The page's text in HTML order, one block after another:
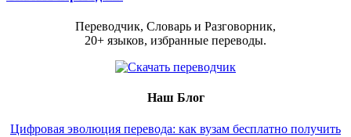
Переводчик, Словарь и Разговорник,
20+ языков, избранные переводы.
Наш Блог
Цифровая эволюция перевода: как вузам бесплатно получить